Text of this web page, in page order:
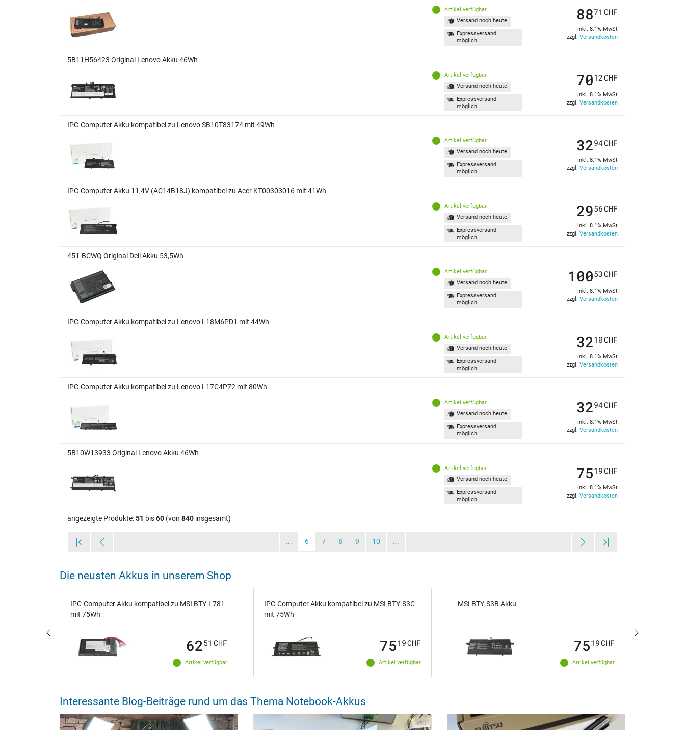
Artikel verfügbar
Versand noch heute.
Expressversand
möglich.
8871 CHF
inkl. 8.1% MwSt
zzgl. Versandkosten
5B11H56423 Original Lenovo Akku 46Wh
Artikel verfügbar
Versand noch heute.
Expressversand
möglich.
7012CHF
inkl. 8.1% MwSt
zzgl. Versandkosten
IPC-Computer Akku kompatibel zu Lenovo SB10T83174 mit 49Wh
Artikel verfügbar
Versand noch heute.
Expressversand
möglich.
3294CHF
inkl. 8.1% MwSt
zzgl. Versandkosten
IPC-Computer Akku 11,4V (AC14B18J) kompatibel zu Acer KT00303016 mit 41Wh
Artikel verfügbar
Versand noch heute.
Expressversand
möglich.
2956CHF
inkl. 8.1% MwSt
zzgl. Versandkosten
451-BCWQ Original Dell Akku 53,5Wh
Artikel verfügbar
Versand noch heute.
Expressversand
möglich.
10053CHF
inkl. 8.1% MwSt
zzgl. Versandkosten
IPC-Computer Akku kompatibel zu Lenovo L18M6PD1 mit 44Wh
Artikel verfügbar
Versand noch heute.
Expressversand
möglich.
3210CHF
inkl. 8.1% MwSt
zzgl. Versandkosten
IPC-Computer Akku kompatibel zu Lenovo L17C4P72 mit 80Wh
Artikel verfügbar
Versand noch heute.
Expressversand
möglich.
3294CHF
inkl. 8.1% MwSt
zzgl. Versandkosten
5B10W13933 Original Lenovo Akku 46Wh
Artikel verfügbar
Versand noch heute.
Expressversand
möglich.
7519CHF
inkl. 8.1% MwSt
zzgl. Versandkosten
angezeigte Produkte:51 bis60 (von 840 insgesamt)
... 6 7 8 9 10 ...
Die neusten Akkus in unserem Shop
IPC-Computer Akku kompatibel zu MSI BTY-L781
mit 75Wh
Artikel verfügbar
6251 CHF
IPC-Computer Akku kompatibel zu MSI BTY-S3C
mit 75Wh
Artikel verfügbar
7519CHF
MSI BTY-S3B Akku
Artikel verfügbar
7519CHF
Interessante Blog-Beiträge rund um das Thema Notebook-Akkus